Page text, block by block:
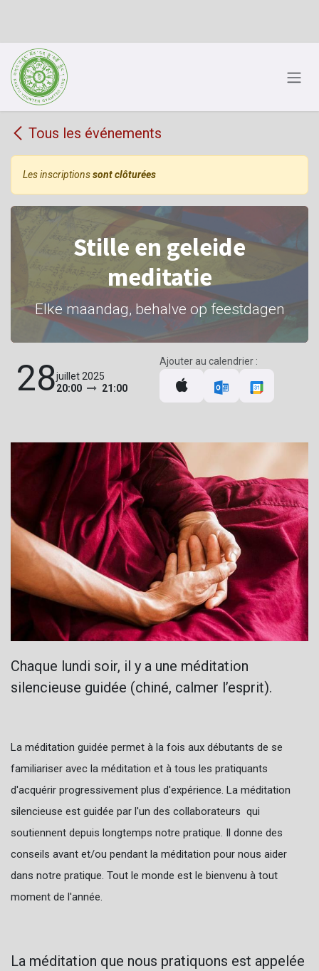
Se rendre au contenu
Tous les événements
Les inscriptionssont clôturées
Stille en geleide
meditatie
Elke maandag, behalve op feestdagen
28juillet 2025
20:00
21:00
Ajouter au calendrier :
Chaque lundi soir, il y a une méditation
silencieuse guidée (chiné, calmer l’esprit).
La méditation guidée permet à la fois aux débutants de se
familiariser avec la méditation et à tous les pratiquants
d'acquérir progressivement plus d'expérience. La méditation
silencieuse est guidée par l'un des collaborateurs qui
soutiennent depuis longtemps notre pratique. Il donne des
conseils avant et/ou pendant la méditation pour nous aider
dans notre pratique. Tout le monde est le bienvenu à tout
moment de l'année.
La méditation que nous pratiquons est appelée